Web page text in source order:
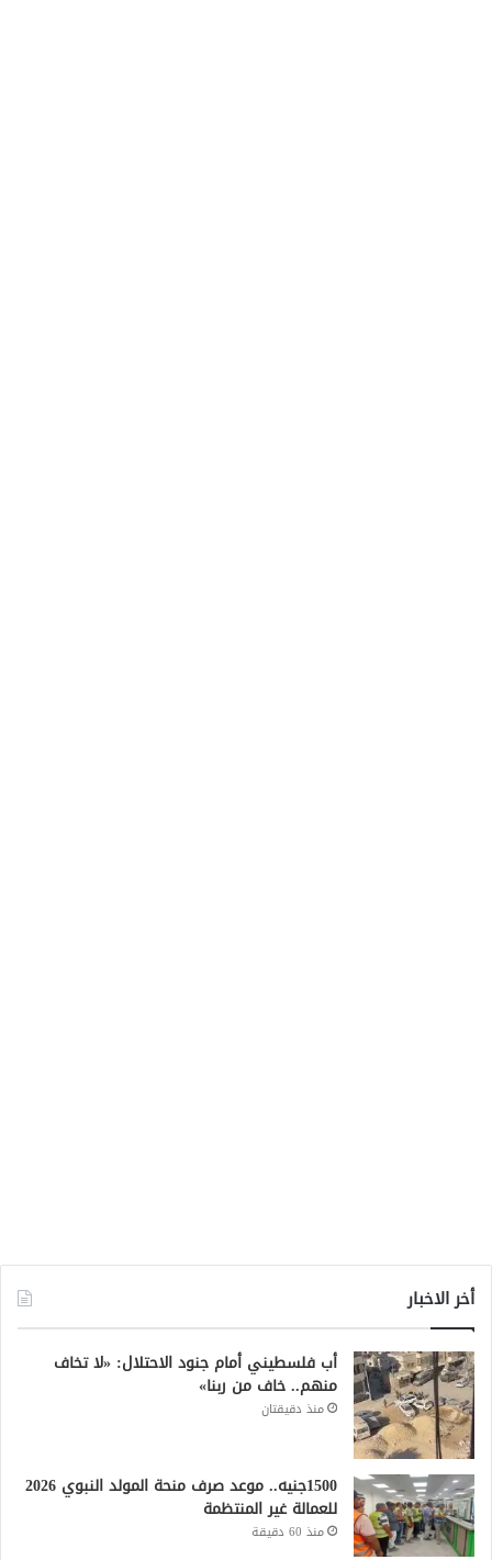
أخر الاخبار
أب فلسطيني أمام جنود الاحتلال: «لا تخاف
منهم.. خاف من ربنا»
منذ دقيقتان
1500جنيه.. موعد صرف منحة المولد النبوي 2026
للعمالة غير المنتظمة
منذ 60 دقيقة